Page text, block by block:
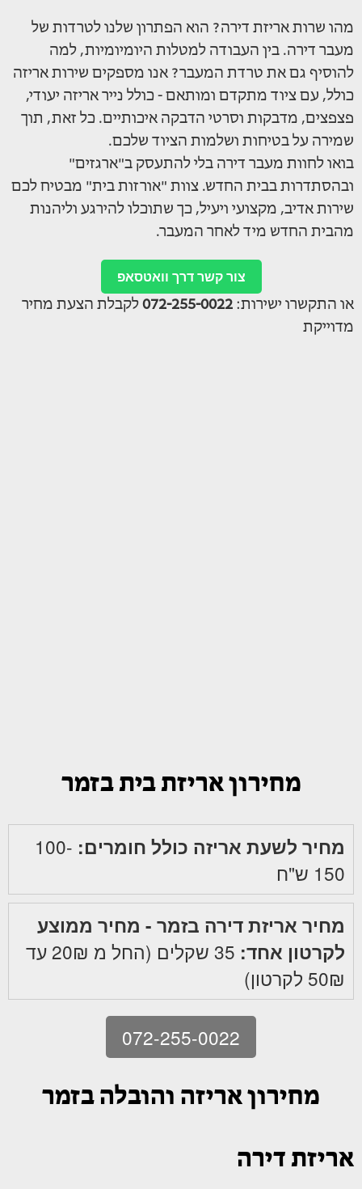
מהו שרות אריזת דירה? הוא הפתרון שלנו לטרדות של
מעבר דירה. בין העבודה למטלות היומיומיות, למה
להוסיף גם את טרדת המעבר? אנו מספקים שירות אריזה
כולל, עם ציוד מתקדם ומותאם - כולל נייר אריזה יעודי,
פצפצים, מדבקות וסרטי הדבקה איכותיים. כל זאת, תוך
שמירה על בטיחות ושלמות הציוד שלכם.
בואו לחוות מעבר דירה בלי להתעסק ב"ארגזים"
ובהסתדרות בבית החדש. צוות "אורזות בית" מבטיח לכם
שירות אדיב, מקצועי ויעיל, כך שתוכלו להירגע וליהנות
מהבית החדש מיד לאחר המעבר.
צור קשר דרך וואטסאפ
או התקשרו ישירות: 072-255-0022 לקבלת הצעת מחיר
מדוייקת
מחירון אריזת בית בזמר
מחיר לשעת אריזה כולל חומרים: 100-
150 ש"ח
מחיר אריזת דירה בזמר - מחיר ממוצע
לקרטון אחד:
35 שקלים (החל מ 20₪ עד
50₪ לקרטון)
072-255-0022
מחירון אריזה והובלה בזמר
אריזת דירה